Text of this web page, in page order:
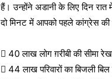
हैं। उन्होंने अडानी के लिए दिन
दो मिनट में आपको पहले कांग्रेस की
 40 लाख लोग ग़रीबी की सीमा
 44 लाख परिवारों का बिजली